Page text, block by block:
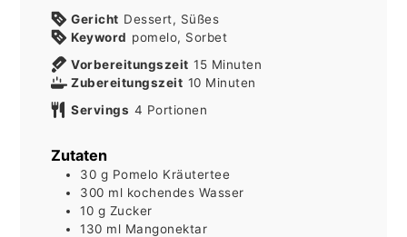
Gericht Dessert, Süßes
Keyword pomelo, Sorbet
Vorbereitungszeit 15Minuten
Minuten
Zubereitungszeit 10Minuten
Minuten
Servings 4 Portionen
Zutaten
30 g Pomelo Kräutertee
300 ml kochendes Wasser
10 g Zucker
130 ml Mangonektar